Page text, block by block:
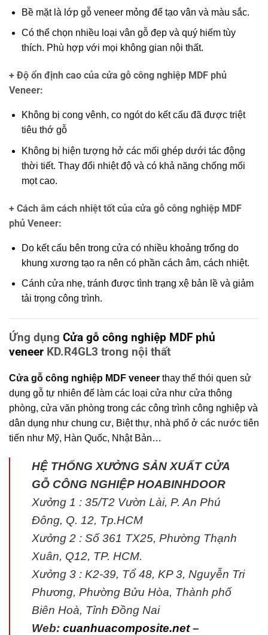
Bề mặt là lớp gỗ veneer mỏng để tạo vân và màu sắc.
Có thể chọn nhiều loại vân gỗ đẹp và quý hiếm tùy
thích. Phù hợp với mọi không gian nội thất.
+ Độ ổn định cao của cửa gỗ công nghiệp MDF phủ
Veneer:
Không bị cong vênh, co ngót do kết cấu đã được triệt
tiêu thớ gỗ
Không bị hiện tượng hở các mối ghép dưới tác động
thời tiết. Thay đổi nhiệt độ và có khả năng chống mối
mọt cao.
+ Cách âm cách nhiệt tốt của cửa gỗ công nghiệp MDF
phủ Veneer:
Do kết cấu bên trong cửa có nhiều khoảng trống do
khung xương tạo ra nên có phần cách âm, cách nhiệt.
Cánh cửa nhẹ, tránh được tình trạng xệ bản lề và giảm
tải trọng công trình.
Ứng dụng Cửa gỗ công nghiệp MDF phủ
veneer KD.R4GL3 trong nội thất
Cửa gỗ công nghiệp MDF veneer thay thế thói quen sử
dụng gỗ tự nhiên để làm các loại cửa như cửa thông
phòng, cửa văn phòng trong các công trình công nghiệp và
dân dụng như chung cư, Biệt thự, nhà phố ở các nước tiên
tiến như Mỹ, Hàn Quốc, Nhật Bản…
HỆ THỐNG XƯỞNG SẢN XUẤT CỬA
GỖ CÔNG NGHIỆP HOABINHDOOR
Xưởng 1 : 35/T2 Vườn Lài, P. An Phú
Đông, Q. 12, Tp.HCM
Xưởng 2 : Số 361 TX25, Phường Thạnh
Xuân, Q12, TP. HCM.
Xưởng 3 : K2-39, Tổ 48, KP 3, Nguyễn Tri
Phương, Phường Bửu Hòa, Thành phố
Biên Hoà, Tỉnh Đồng Nai
Web: cuanhuacomposite.net–